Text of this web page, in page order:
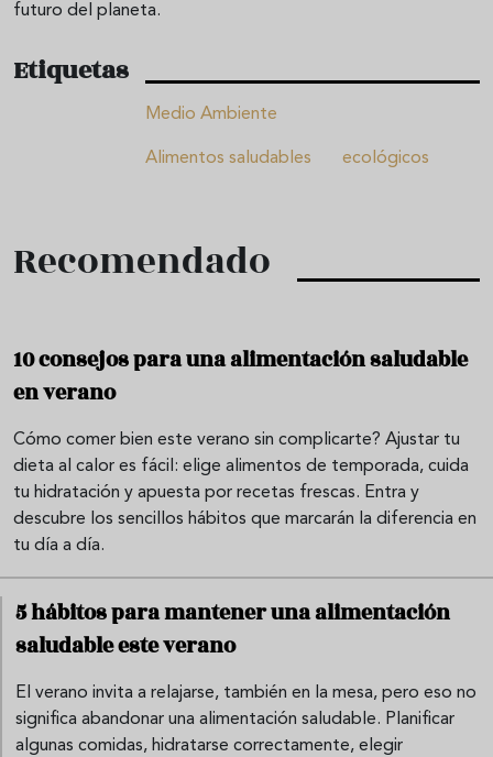
futuro del planeta.
Etiquetas
Medio Ambiente
Alimentos saludables ecológicos
Recomendado
10 consejos para una alimentación saludable
en verano
Cómo comer bien este verano sin complicarte? Ajustar tu
dieta al calor es fácil: elige alimentos de temporada, cuida
tu hidratación y apuesta por recetas frescas. Entra y
descubre los sencillos hábitos que marcarán la diferencia en
tu día a día.
5 hábitos para mantener una alimentación
saludable este verano
El verano invita a relajarse, también en la mesa, pero eso no
significa abandonar una alimentación saludable. Planificar
algunas comidas, hidratarse correctamente, elegir